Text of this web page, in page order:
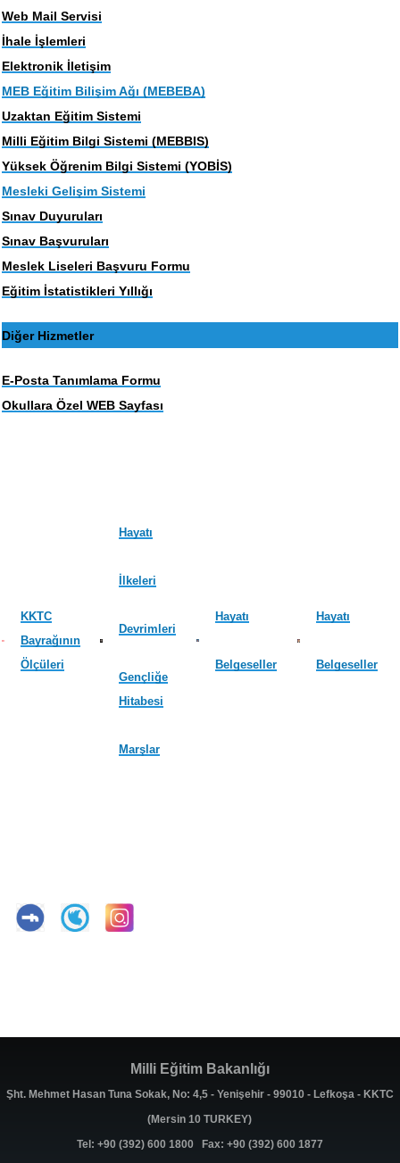
Web Mail Servisi
İhale İşlemleri
Elektronik İletişim
MEB Eğitim Bilişim Ağı (MEBEBA)
Uzaktan Eğitim Sistemi
Milli Eğitim Bilgi Sistemi (MEBBIS)
Yüksek Öğrenim Bilgi Sistemi (YOBİS)
Mesleki Gelişim Sistemi
Sınav Duyuruları
Sınav Başvuruları
Meslek Liseleri Başvuru Formu
Eğitim İstatistikleri Yıllığı
Diğer Hizmetler
E-Posta Tanımlama Formu
Okullara Özel WEB Sayfası
KKTC
Bayrağının
Ölçüleri
Hayatı
İlkeleri
Devrimleri
Gençliğe
Hitabesi
Marşlar
Hayatı
Belgeseller
Hayatı
Belgeseller
Milli Eğitim Bakanlığı
Şht. Mehmet Hasan Tuna Sokak, No: 4,5 - Yenişehir - 99010 - Lefkoşa - KKTC
(Mersin 10 TURKEY)
Tel: +90 (392) 600 1800 Fax: +90 (392) 600 1877